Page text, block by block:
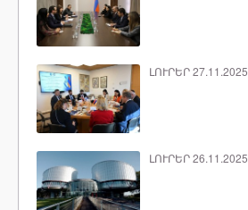
ԼՈՒՐԵՐ 27.11.2025
ԼՈՒՐԵՐ 26.11.2025